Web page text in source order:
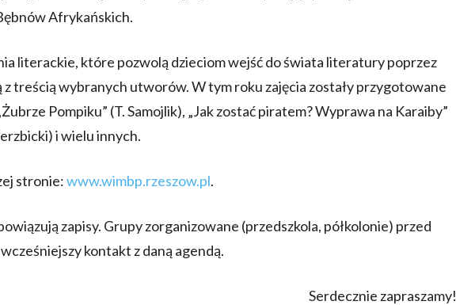
Afrykańskich.
literackie, które pozwolą dzieciom wejść do świata literatury poprzez
treścią wybranych utworów. W tym roku zajęcia zostały przygotowane
Pompiku” (T. Samojlik), „Jak zostać piratem? Wyprawa na Karaiby”
i wielu innych.
stronie:www.wimbp.rzeszow.pl.
zapisy. Grupy zorganizowane (przedszkola, półkolonie) przed
kontakt z daną agendą.
Serdecznie zapraszamy!